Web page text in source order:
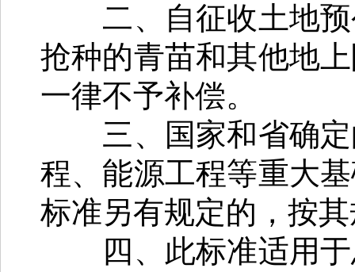
二、自征收土地预
抢种的青苗和其他地
一律不予补偿。
三、国家和省确定
程、能源工程等重大
标准另有规定的，按
四、此标准适用于